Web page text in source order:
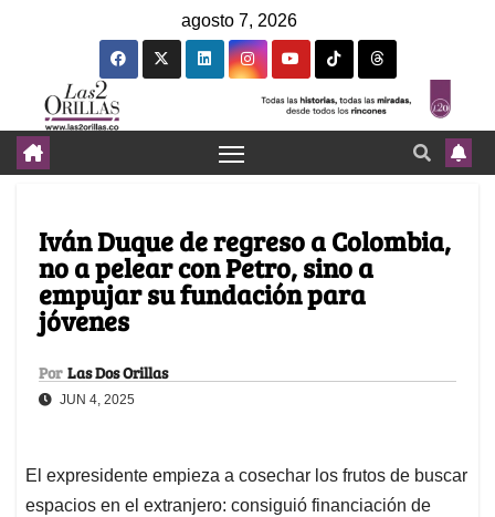
agosto 7, 2026
Iván Duque de regreso a Colombia,
no a pelear con Petro, sino a
empujar su fundación para
jóvenes
Por Las Dos Orillas
JUN 4, 2025
El expresidente empieza a cosechar los frutos de buscar
espacios en el extranjero: consiguió financiación de